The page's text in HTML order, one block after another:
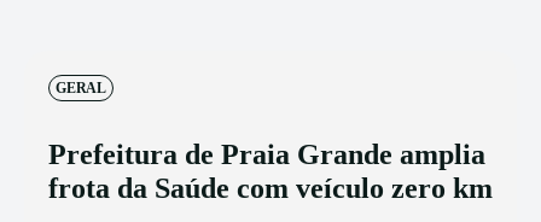
GERAL
Prefeitura de Praia Grande amplia
frota da Saúde com veículo zero km